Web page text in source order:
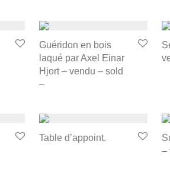
Guéridon en bois
laqué par Axel Einar
Hjort – vendu – sold
–
Table d’appoint.
–